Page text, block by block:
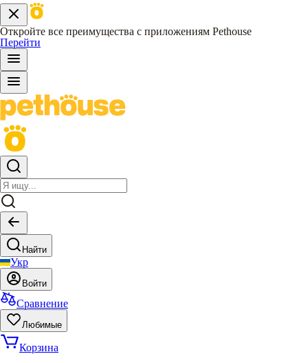
Откройте все преимущества с приложениям Pethouse
Перейти
Найти
Укр
Войти
Сравнение
Любимые
Корзина